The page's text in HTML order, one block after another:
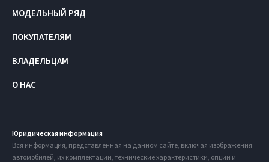
МОДЕЛЬНЫЙ РЯД
ПОКУПАТЕЛЯМ
ВЛАДЕЛЬЦАМ
О НАС
Юридическая информация
Вся информация, представленная на данном сайте, включая изображения
автомобилей, их комплектации, технические характеристики, опции и